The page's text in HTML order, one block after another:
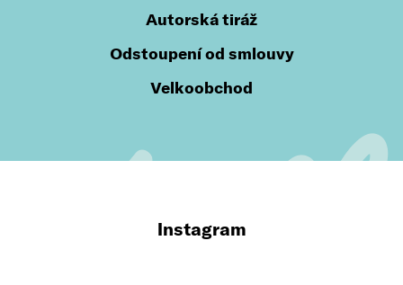
Autorská tiráž
Odstoupení od smlouvy
Velkoobchod
Instagram